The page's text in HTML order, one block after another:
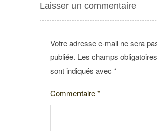
Laisser un commentaire
Votre adresse e-mail ne sera
publiée. Les champs obligatoires
sont indiqués avec *
Commentaire*